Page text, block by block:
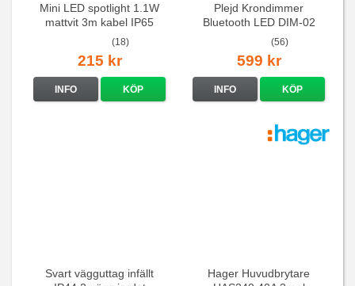
Mini LED spotlight 1.1W
mattvit 3m kabel IP65
(18)
215 kr
INFO KÖP
Plejd Krondimmer
Bluetooth LED DIM-02
(56)
599 kr
INFO KÖP
Svart vägguttag infällt
Hager Huvudbrytare